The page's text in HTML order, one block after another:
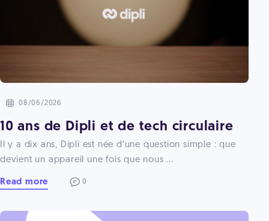
08/06/2026
10 ans de Dipli et de tech circulaire
Il y a dix ans, Dipli est née d’une question simple : que
devient un appareil une fois que nous ...
Read more 0